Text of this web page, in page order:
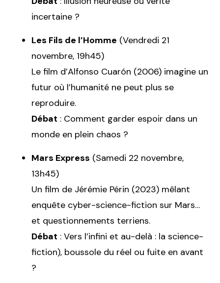
incertaine ?
Les Fils de l’Homme (Vendredi 21
novembre, 19h45)
Le film d’Alfonso Cuarón (2006) imagine un
futur où l’humanité ne peut plus se
reproduire.
Débat : Comment garder espoir dans un
monde en plein chaos ?
Mars Express (Samedi 22 novembre,
13h45)
Un film de Jérémie Périn (2023) mêlant
enquête cyber-science-fiction sur Mars…
et questionnements terriens.
Débat : Vers l’infini et au-delà : la science-
fiction), boussole du réel ou fuite en avant
?